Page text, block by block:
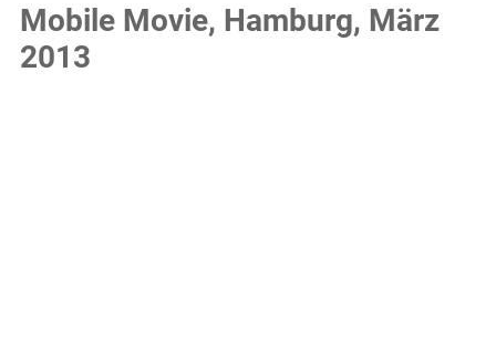
Mobile Movie, Hamburg, März
2013